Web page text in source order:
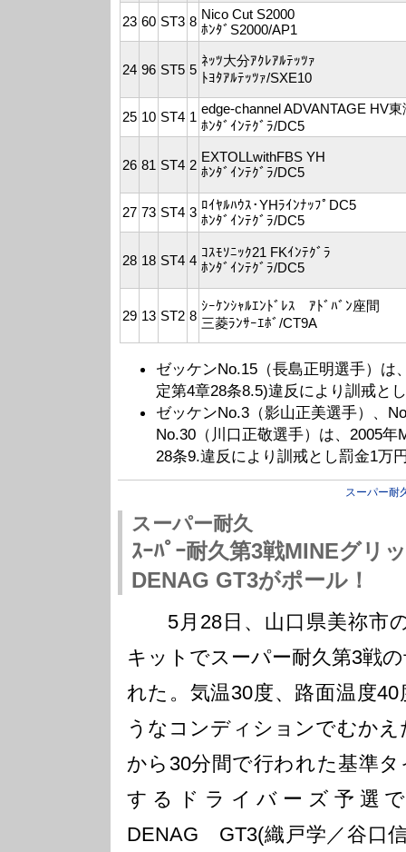
23 60 ST3 8 Nico Cut S2000
ﾎﾝﾀﾞS2000/AP1
24 96 ST5 5
ﾈｯﾂ大分ｱｸﾚｱﾙﾃｯﾂｧ
ﾄﾖﾀｱﾙﾃｯﾂｧ/SXE10
25 10 ST4 1
edge-channel ADVANTAGE HV
ﾎﾝﾀﾞｲﾝﾃｸﾞﾗ/DC5
26 81 ST4 2
EXTOLLwithFBS YH
ﾎﾝﾀﾞｲﾝﾃｸﾞﾗ/DC5
27 73 ST4 3 ﾛｲﾔﾙﾊｳｽ･YHﾗｲﾝﾅｯﾌﾟDC5
ﾎﾝﾀﾞｲﾝﾃｸﾞﾗ/DC5
28 18 ST4 4
ｺｽﾓｿﾆｯｸ21 FKｲﾝﾃｸﾞﾗ
ﾎﾝﾀﾞｲﾝﾃｸﾞﾗ/DC5
29 13 ST2 8
ｼｰｹﾝｼｬﾙｴﾝﾄﾞﾚｽ ｱﾄﾞﾊﾞﾝ座間
三菱ﾗﾝｻｰｴﾎﾞ/CT9A
ゼッケンNo.15（長島正明選手）は
定第4章28条8.5)違反により訓戒と
ゼッケンNo.3（影山正美選手）、
No.30（川口正敬選手）は、2005
28条9.違反により訓戒とし罰金1万
スーパー耐
スーパー耐久
ｽｰﾊﾟｰ耐久第3戦MINEグリ
DENAG GT3がポール！
5月28日、山口県美祢市
キットでスーパー耐久第3戦
れた。気温30度、路面温度
うなコンディションでむかえ
から30分間で行われた基準
するドライバーズ予選
DENAG GT3(織戸学／谷口